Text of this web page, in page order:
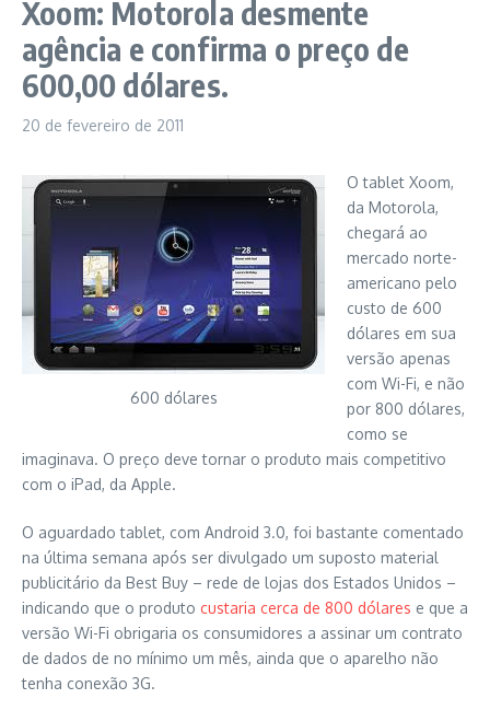
Xoom: Motorola desmente
agência e confirma o preço de
600,00 dólares.
20 de fevereiro de 2011
600 dólares
O tablet Xoom,
da Motorola,
chegará ao
mercado norte-
americano pelo
custo de 600
dólares em sua
versão apenas
com Wi-Fi, e não
por 800 dólares,
como se
imaginava. O preço deve tornar o produto mais competitivo
com o iPad, da Apple.
O aguardado tablet, com Android 3.0, foi bastante comentado
na última semana após ser divulgado um suposto material
publicitário da Best Buy – rede de lojas dos Estados Unidos –
indicando que o produto custaria cerca de 800 dólares e que a
versão Wi-Fi obrigaria os consumidores a assinar um contrato
de dados de no mínimo um mês, ainda que o aparelho não
tenha conexão 3G.